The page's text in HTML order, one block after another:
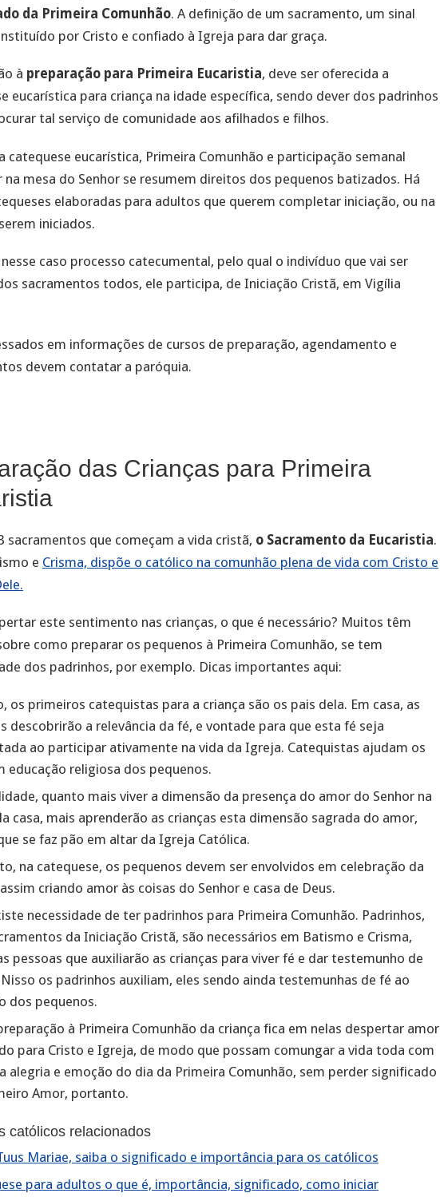
da Primeira Comunhão. A definição de um sacramento, um sinal
por Cristo e confiado à Igreja para dar graça.
à preparação para Primeira Eucaristia, deve ser oferecida a
eucarística para criança na idade específica, sendo dever dos padrinhos
tal serviço de comunidade aos afilhados e filhos.
catequese eucarística, Primeira Comunhão e participação semanal
mesa do Senhor se resumem direitos dos pequenos batizados. Há
elaboradas para adultos que querem completar iniciação, ou na
iniciados.
nesse caso processo catecumental, pelo qual o indivíduo que vai ser
sacramentos todos, ele participa, de Iniciação Cristã, em Vigília
em informações de cursos de preparação, agendamento e
devem contatar a paróquia.
das Crianças para Primeira
sacramentos que começam a vida cristã, o Sacramento da Eucaristia.
e Crisma, dispõe o católico na comunhão plena de vida com Cristo e
este sentimento nas crianças, o que é necessário? Muitos têm
como preparar os pequenos à Primeira Comunhão, se tem
dos padrinhos, por exemplo. Dicas importantes aqui:
os primeiros catequistas para a criança são os pais dela. Em casa, as
descobrirão a relevância da fé, e vontade para que esta fé seja
ao participar ativamente na vida da Igreja. Catequistas ajudam os
educação religiosa dos pequenos.
quanto mais viver a dimensão da presença do amor do Senhor na
casa, mais aprenderão as crianças esta dimensão sagrada do amor,
se faz pão em altar da Igreja Católica.
na catequese, os pequenos devem ser envolvidos em celebração da
criando amor às coisas do Senhor e casa de Deus.
necessidade de ter padrinhos para Primeira Comunhão. Padrinhos,
da Iniciação Cristã, são necessários em Batismo e Crisma,
pessoas que auxiliarão as crianças para viver fé e dar testemunho de
os padrinhos auxiliam, eles sendo ainda testemunhas de fé ao
dos pequenos.
à Primeira Comunhão da criança fica em nelas despertar amor
para Cristo e Igreja, de modo que possam comungar a vida toda com
alegria e emoção do dia da Primeira Comunhão, sem perder significado
Amor, portanto.
católicos relacionados
Mariae, saiba o significado e importância para os católicos
para adultos o que é, importância, significado, como iniciar